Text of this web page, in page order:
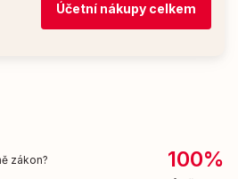
Účetní nákupy celkem
zákon?
100%